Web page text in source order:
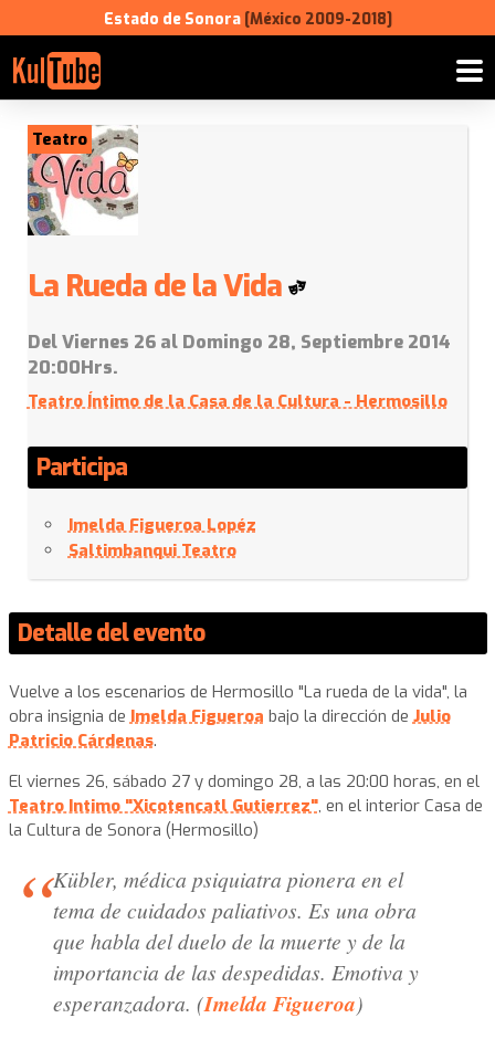
Estado de Sonora [México 2009-2018]
Teatro
La Rueda de la Vida
Del Viernes 26 al Domingo 28, Septiembre 2014
20:00Hrs.
Teatro Íntimo de la Casa de la Cultura - Hermosillo
Participa
Imelda Figueroa Lopéz
Saltimbanqui Teatro
Detalle del evento
Vuelve a los escenarios de Hermosillo "La rueda de la vida", la
obra insignia de Imelda Figueroa bajo la dirección de Julio
Patricio Cárdenas.
El viernes 26, sábado 27 y domingo 28, a las 20:00 horas, en el
Teatro Intimo "Xicotencatl Gutierrez", en el interior Casa de
la Cultura de Sonora (Hermosillo)
Kübler, médica psiquiatra pionera en el
tema de cuidados paliativos. Es una obra
que habla del duelo de la muerte y de la
importancia de las despedidas. Emotiva y
esperanzadora. (Imelda Figueroa)